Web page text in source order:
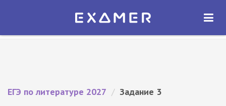
Экзамер — ЕГЭ 2027
ОТКРЫТЬ
ЕГЭ по литературе 2027 / Задание 3